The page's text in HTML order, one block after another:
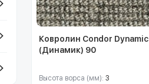
Ковролин Condor Dynamic
(Динамик) 90
Высота ворса (мм): 3